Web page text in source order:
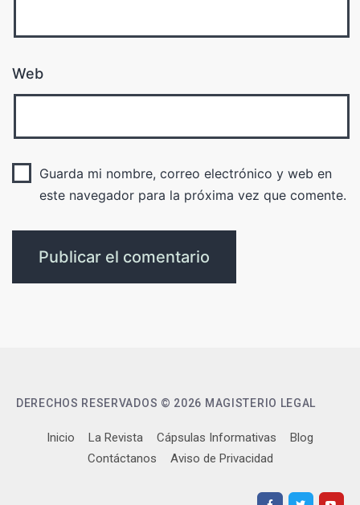
Web
Guarda mi nombre, correo electrónico y web en
este navegador para la próxima vez que comente.
DERECHOS RESERVADOS © 2026 MAGISTERIO LEGAL
Inicio La Revista Cápsulas Informativas
Blog
Contáctanos
Aviso de Privacidad